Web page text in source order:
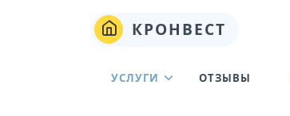
КРОНВЕСТ
УСЛУГИ ОТЗЫВЫ